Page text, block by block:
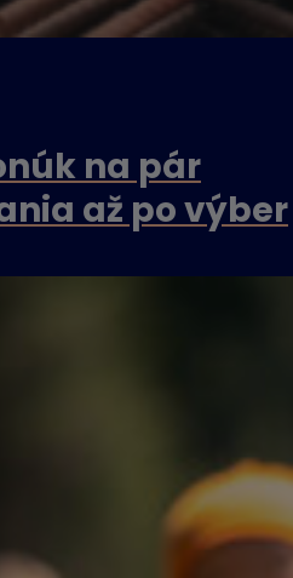
na pár
až po výber